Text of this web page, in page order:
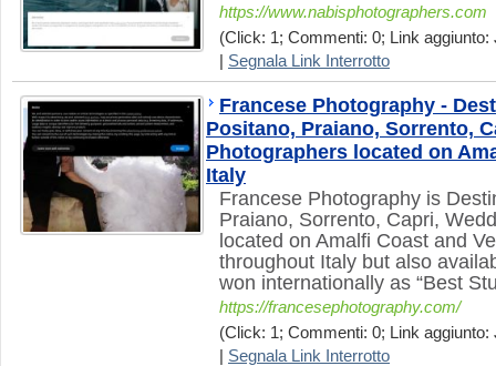
https://www.nabisphotographers.com
(Click: 1; Commenti: 0; Link aggiunto:
Segnala Link Interrotto
Francese Photography -
Positano, Praiano, Sorrento,
Photographers located on
Italy
Francese Photography is
Praiano, Sorrento, Capri,
located on Amalfi Coast and
throughout Italy but also
won internationally as “Best
https://francesephotography.com/
(Click: 1; Commenti: 0; Link aggiunto:
Segnala Link Interrotto